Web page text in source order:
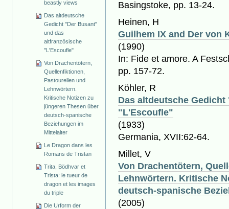
beastly views
Das altdeutsche
Gedicht "Der Busant"
und das
altfranzösische
"L'Escoufle"
Von Drachentötern,
Quellenfiktionen,
Pastourellen und
Lehnwörtern.
Kritische Notizen zu
jüngeren Thesen über
deutsch-spanische
Beziehungen im
Mittelalter
Le Dragon dans les
Romans de Tristan
Trita, Bödhvar et
Trista: le tueur de
dragon et les images
du triple
Die Urform der
Basingstoke, pp. 13-24.
Heinen, H
Guilhem IX and Der von
(1990)
In: Fide et amore. A
pp. 157-72.
Köhler, R
Das altdeutsche
"L'Escoufle"
(1933)
Germania, XVII:62-64.
Millet, V
Von Drachentötern,
Lehnwörtern. Kritische
deutsch-spanische
(2005)